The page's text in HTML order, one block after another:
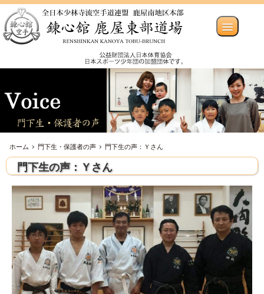
ホーム 門下生・保護者の声 門下生の声：Ｙさん
門下生の声：Ｙさん